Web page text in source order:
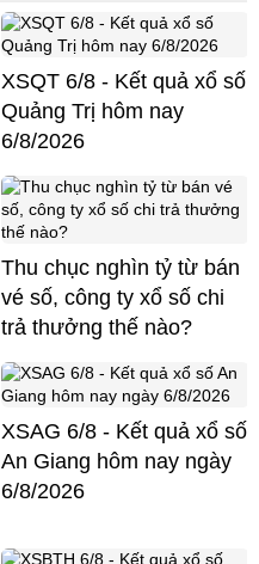
XSQT 6/8 - Kết quả xổ số
Quảng Trị hôm nay
6/8/2026
Thu chục nghìn tỷ từ bán
vé số, công ty xổ số chi
trả thưởng thế nào?
XSAG 6/8 - Kết quả xổ số
An Giang hôm nay ngày
6/8/2026